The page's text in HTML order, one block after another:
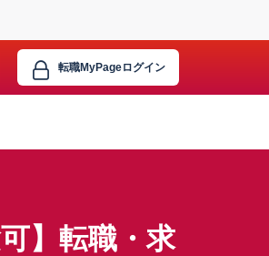
転職MyPageログイン
】転職・求